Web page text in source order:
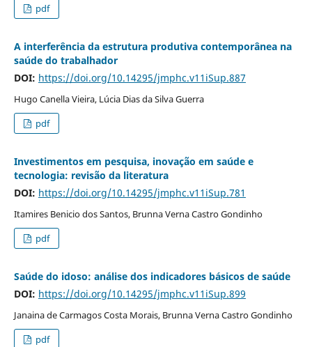
pdf
A interferência da estrutura produtiva contemporânea na
saúde do trabalhador
DOI: https://doi.org/10.14295/jmphc.v11iSup.887
Hugo Canella Vieira, Lúcia Dias da Silva Guerra
pdf
Investimentos em pesquisa, inovação em saúde e
tecnologia: revisão da literatura
DOI: https://doi.org/10.14295/jmphc.v11iSup.781
Itamires Benicio dos Santos, Brunna Verna Castro Gondinho
pdf
Saúde do idoso: análise dos indicadores básicos de saúde
DOI: https://doi.org/10.14295/jmphc.v11iSup.899
Janaina de Carmagos Costa Morais, Brunna Verna Castro Gondinho
pdf